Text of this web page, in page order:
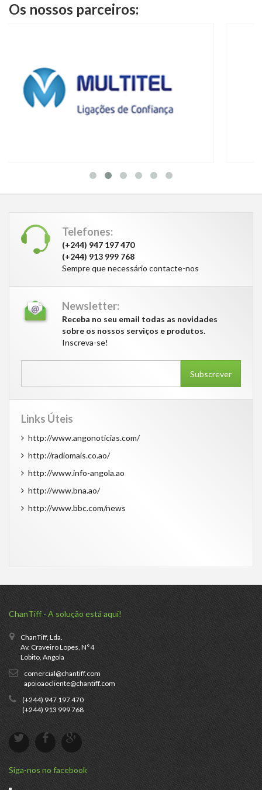
Os nossos parceiros:
Telefones:
(+244) 947 197 470
(+244) 913 999 768
Sempre que necessário contacte-nos
Newsletter:
Receba no seu email todas as novidades
sobre os nossos serviços e produtos.
Inscreva-se!
Subscrever
Links Úteis
http://www.angonoticias.com/
http://radiomais.co.ao/
http://www.info-angola.ao
http://www.bna.ao/
http://www.bbc.com/news
ChanTiff - A solução está aqui!
ChanTiff, Lda.
Av. Craveiro Lopes, N°4
Lobito, Angola
comercial@chantiff.com
apoioaocliente@chantiff.com
(+244) 947 197 470
(+244) 913 999 768
Siga-nos no facebook